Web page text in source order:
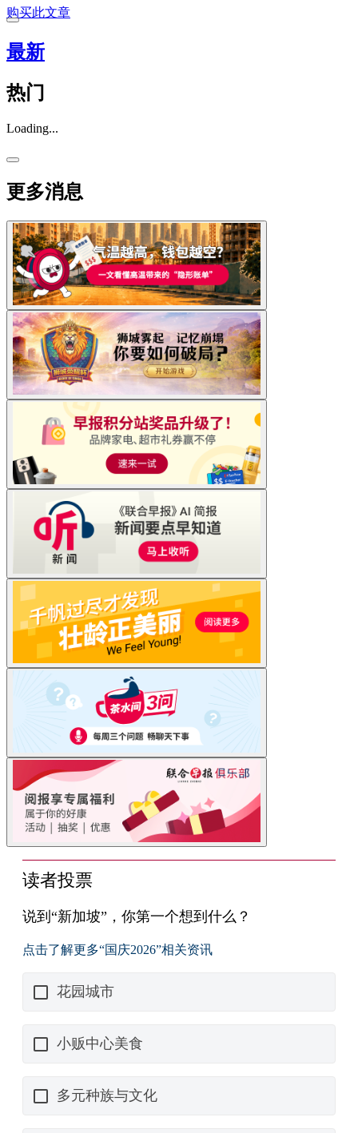
购买此文章
最新
热门
Loading...
更多消息